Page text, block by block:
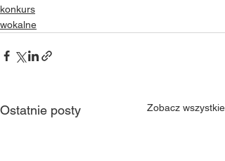
konkurs
wokalne
Ostatnie posty Zobacz wszystkie